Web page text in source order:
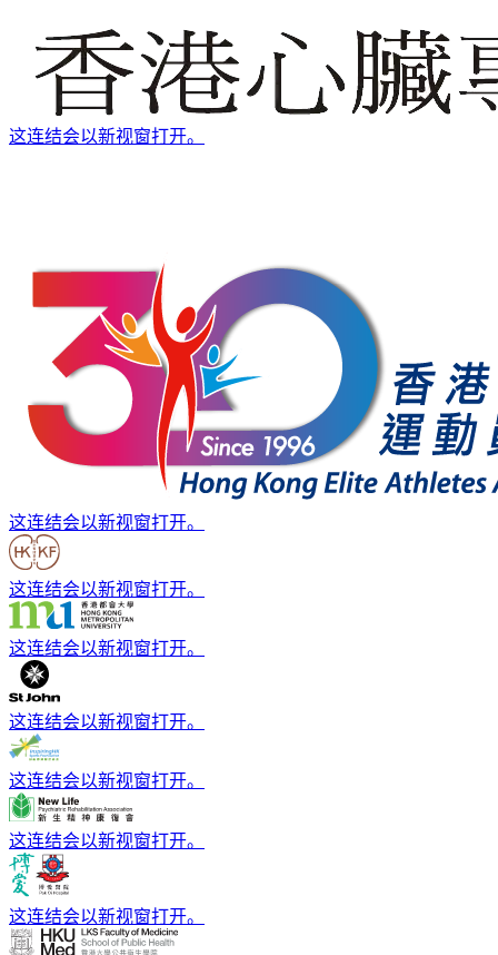
这连结会以新视窗打开。
这连结会以新视窗打开。
这连结会以新视窗打开。
这连结会以新视窗打开。
这连结会以新视窗打开。
这连结会以新视窗打开。
这连结会以新视窗打开。
这连结会以新视窗打开。